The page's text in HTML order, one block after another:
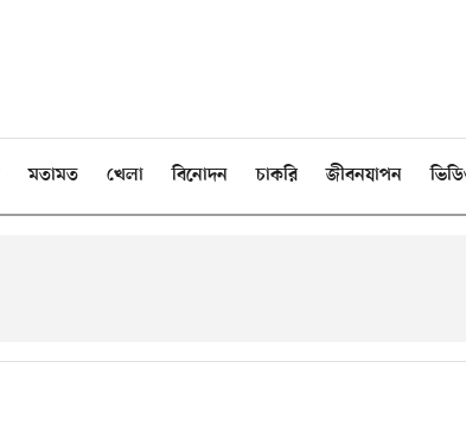
মতামত খেলা বিনোদন চাকরি জীবনযাপন